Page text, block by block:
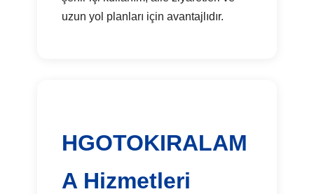
uzun yol planları için avantajlıdır.
HGOTOKIRALAM
A Hizmetleri